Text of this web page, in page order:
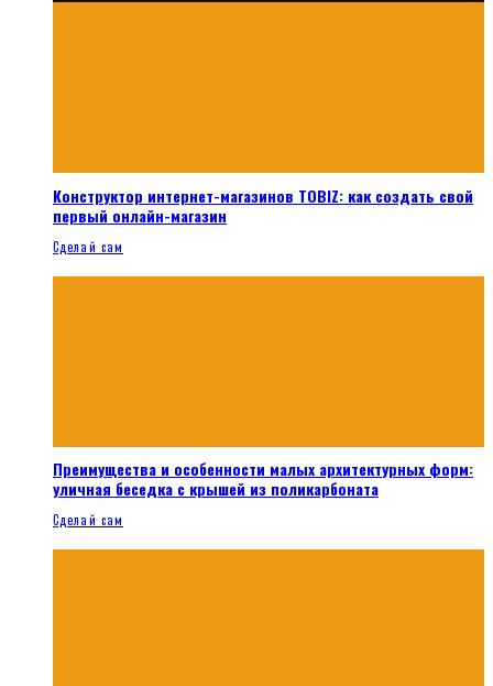
Конструктор интернет-магазинов TOBIZ: как создать свой
первый онлайн-магазин
Сделай сам
Преимущества и особенности малых архитектурных форм:
уличная беседка с крышей из поликарбоната
Сделай сам